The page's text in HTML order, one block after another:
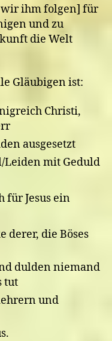
wir ihm folgen] für
und zu
die Welt
Gläubigen ist:
Christi,
ausgesetzt
Leiden mit Geduld
für Jesus ein
derer, die Böses
dulden niemand
tut
und